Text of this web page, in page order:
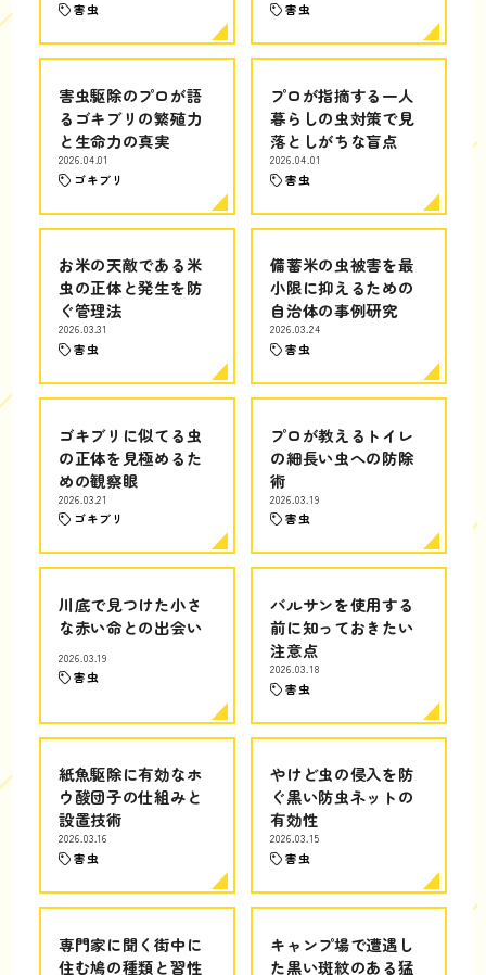
害虫 害虫
害虫駆除のプロが語
るゴキブリの繁殖力
と生命力の真実
2026.04.01
ゴキブリ
プロが指摘する一人
暮らしの虫対策で見
落としがちな盲点
2026.04.01
害虫
お米の天敵である米
虫の正体と発生を防
ぐ管理法
2026.03.31
害虫
備蓄米の虫被害を最
小限に抑えるための
自治体の事例研究
2026.03.24
害虫
ゴキブリに似てる虫
の正体を見極めるた
めの観察眼
2026.03.21
ゴキブリ
プロが教えるトイレ
の細長い虫への防除
術
2026.03.19
害虫
川底で見つけた小さ
な赤い命との出会い
2026.03.19
害虫
バルサンを使用する
前に知っておきたい
注意点
2026.03.18
害虫
紙魚駆除に有効なホ
ウ酸団子の仕組みと
設置技術
2026.03.16
害虫
やけど虫の侵入を防
ぐ黒い防虫ネットの
有効性
2026.03.15
害虫
専門家に聞く街中に
住む鳩の種類と習性
キャンプ場で遭遇し
た黒い斑紋のある猛